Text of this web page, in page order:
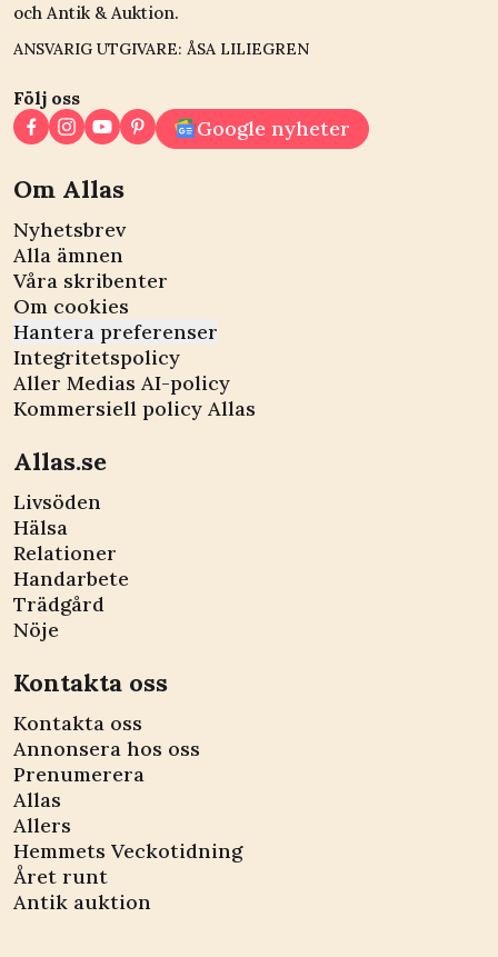
och Antik & Auktion.
ANSVARIG UTGIVARE: ÅSA LILIEGREN
Följ oss
Google nyheter
Om Allas
Nyhetsbrev
Alla ämnen
Våra skribenter
Om cookies
Hantera preferenser
Integritetspolicy
Aller Medias AI-policy
Kommersiell policy Allas
Allas.se
Livsöden
Hälsa
Relationer
Handarbete
Trädgård
Nöje
Kontakta oss
Kontakta oss
Annonsera hos oss
Prenumerera
Allas
Allers
Hemmets Veckotidning
Året runt
Antik auktion